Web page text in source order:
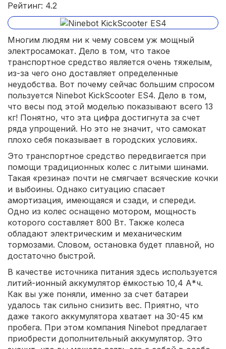
Рейтинг: 4.2
Многим людям ни к чему совсем уж мощный
электросамокат. Дело в том, что такое
транспортное средство является очень тяжелым,
из-за чего оно доставляет определенные
неудобства. Вот почему сейчас большим спросом
пользуется Ninebot KickScooter ES4. Дело в том,
что весы под этой моделью показывают всего 13
кг! Понятно, что эта цифра достигнута за счет
ряда упрощений. Но это не значит, что самокат
плохо себя показывает в городских условиях.
Это транспортное средство передвигается при
помощи традиционных колес с литыми шинами.
Такая «резина» почти не смягчает всяческие кочки
и выбоины. Однако ситуацию спасает
амортизация, имеющаяся и сзади, и спереди.
Одно из колес оснащено мотором, мощность
которого составляет 800 Вт. Также колеса
обладают электрическим и механическим
тормозами. Словом, остановка будет плавной, но
достаточно быстрой.
В качестве источника питания здесь используется
литий-ионный аккумулятор ёмкостью 10,4 А*ч.
Как вы уже поняли, именно за счет батареи
удалось так сильно снизить вес. Приятно, что
даже такого аккумулятора хватает на 30-45 км
пробега. При этом компания Ninebot предлагает
приобрести дополнительный аккумулятор. Это